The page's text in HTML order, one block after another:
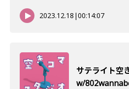
2023.12.18 |00:14:07
サテライト空
w/